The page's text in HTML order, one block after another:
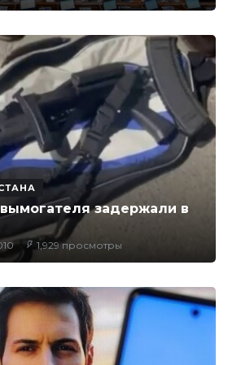
задержали в
1,929 просмотры